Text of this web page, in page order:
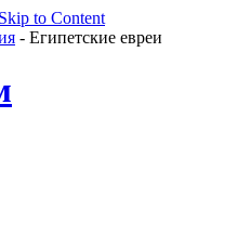
Skip to Content
- Египетские евреи